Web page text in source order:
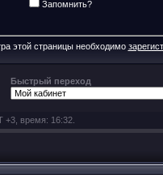
Запомнить?
этой страницы необходимо
Быстрый переход
+3, время: 16:32